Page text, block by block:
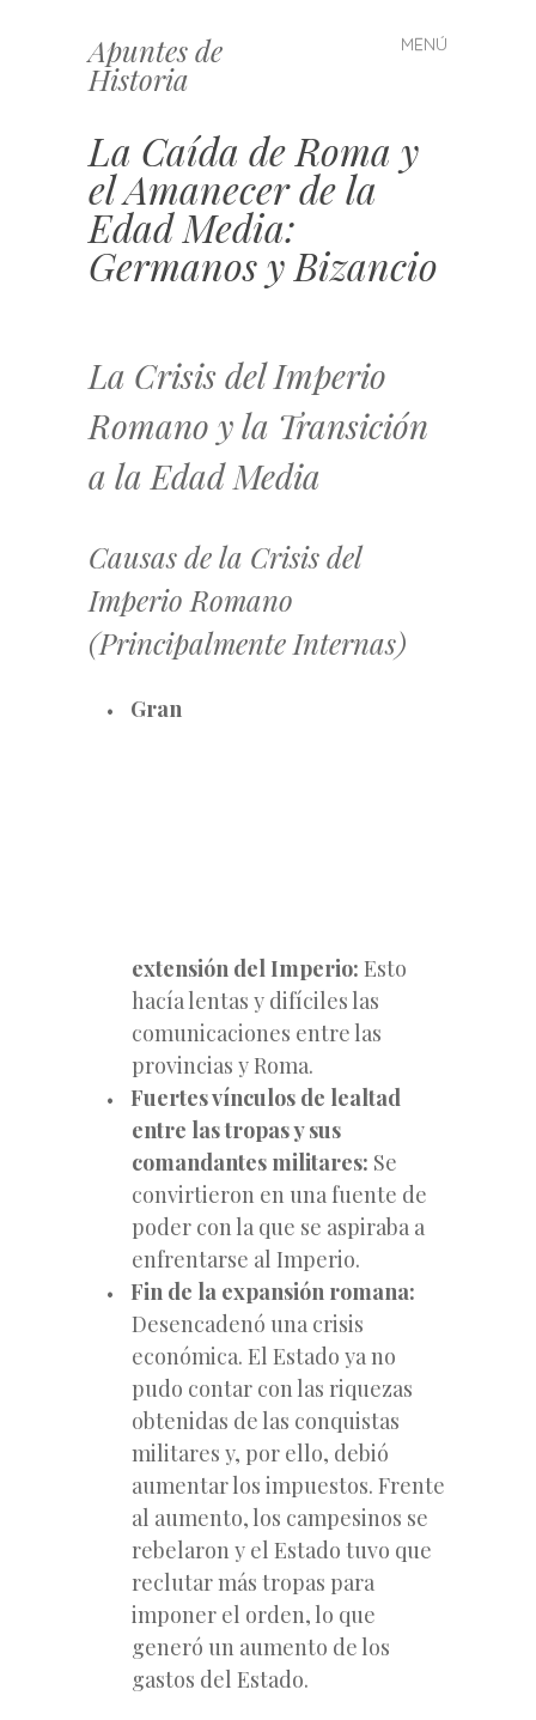
Apuntes de
Historia
MENÚ
Saltar
al
La Caída de Roma y
el Amanecer de la
Edad Media:
Germanos y Bizancio
La Crisis del Imperio
Romano y la Transición
a la Edad Media
Causas de la Crisis del
Imperio Romano
(Principalmente Internas)
Gran
extensión del Imperio: Esto
hacía lentas y difíciles las
comunicaciones entre las
provincias y Roma.
Fuertes vínculos de lealtad
entre las tropas y sus
comandantes militares: Se
convirtieron en una fuente de
poder con la que se aspiraba a
enfrentarse al Imperio.
Fin de la expansión romana:
Desencadenó una crisis
económica. El Estado ya no
pudo contar con las riquezas
obtenidas de las conquistas
militares y, por ello, debió
aumentar los impuestos. Frente
al aumento, los campesinos se
rebelaron y el Estado tuvo que
reclutar más tropas para
imponer el orden, lo que
generó un aumento de los
gastos del Estado.